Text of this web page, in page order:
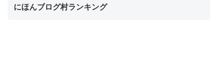
にほんブログ村ランキング